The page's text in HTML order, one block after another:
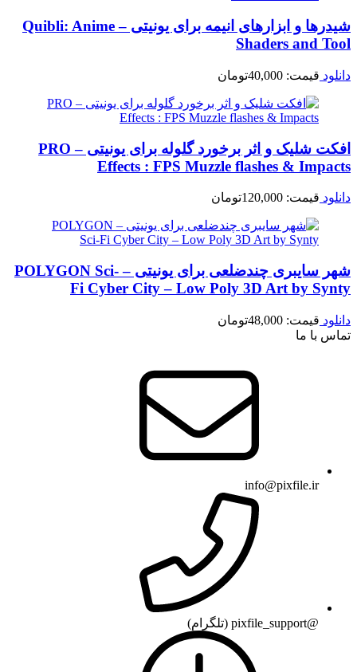
شیدرها و ابزارهای انیمه برای یونیتی – Quibli: Anime
Shaders and Tool
دانلود قیمت: 40,000تومان
افکت شلیک و اثر برخورد گلوله برای یونیتی – PRO
Effects : FPS Muzzle flashes & Impacts
دانلود قیمت: 120,000تومان
شهر سایبری چندضلعی برای یونیتی – POLYGON Sci-
Fi Cyber City – Low Poly 3D Art by Synty
دانلود قیمت: 48,000تومان
تماس با ما
info@pixfile.ir
@pixfile_support (تلگرام)